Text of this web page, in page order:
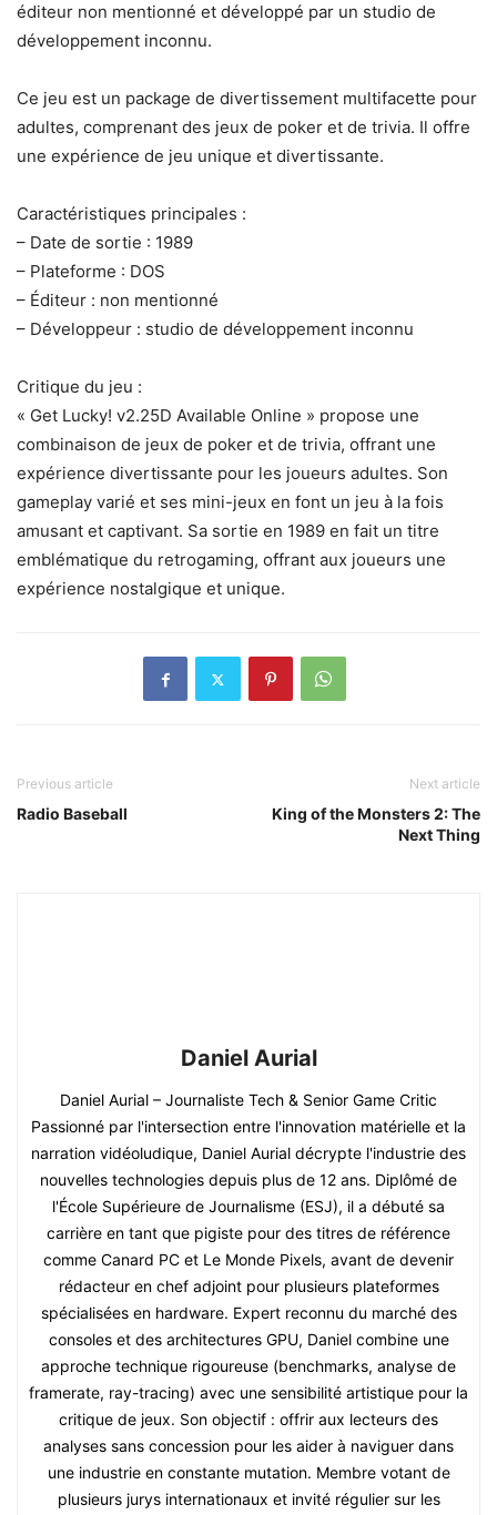
éditeur non mentionné et développé par un studio de
développement inconnu.
Ce jeu est un package de divertissement multifacette pour
adultes, comprenant des jeux de poker et de trivia. Il offre
une expérience de jeu unique et divertissante.
Caractéristiques principales :
– Date de sortie : 1989
– Plateforme : DOS
– Éditeur : non mentionné
– Développeur : studio de développement inconnu
Critique du jeu :
« Get Lucky! v2.25D Available Online » propose une
combinaison de jeux de poker et de trivia, offrant une
expérience divertissante pour les joueurs adultes. Son
gameplay varié et ses mini-jeux en font un jeu à la fois
amusant et captivant. Sa sortie en 1989 en fait un titre
emblématique du retrogaming, offrant aux joueurs une
expérience nostalgique et unique.
Previous article
Radio Baseball
Next article
King of the Monsters 2: The
Next Thing
Daniel Aurial
Daniel Aurial – Journaliste Tech & Senior Game Critic
Passionné par l'intersection entre l'innovation matérielle et la
narration vidéoludique, Daniel Aurial décrypte l'industrie des
nouvelles technologies depuis plus de 12 ans. Diplômé de
l'École Supérieure de Journalisme (ESJ), il a débuté sa
carrière en tant que pigiste pour des titres de référence
comme Canard PC et Le Monde Pixels, avant de devenir
rédacteur en chef adjoint pour plusieurs plateformes
spécialisées en hardware. Expert reconnu du marché des
consoles et des architectures GPU, Daniel combine une
approche technique rigoureuse (benchmarks, analyse de
framerate, ray-tracing) avec une sensibilité artistique pour la
critique de jeux. Son objectif : offrir aux lecteurs des
analyses sans concession pour les aider à naviguer dans
une industrie en constante mutation. Membre votant de
plusieurs jurys internationaux et invité régulier sur les